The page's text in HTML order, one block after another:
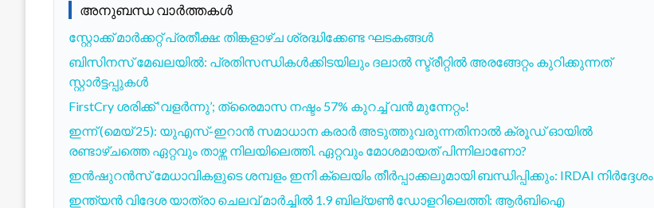
അനുബന്ധ വാർത്തകൾ
സ്റ്റോക്ക് മാർക്കറ്റ് പ്രതീക്ഷ: തിങ്കളാഴ്ച ശ്രദ്ധിക്കേണ്ട ഘടകങ്ങൾ
ബിസിനസ് മേഖലയിൽ: പ്രതിസന്ധികൾക്കിടയിലും ദലാൽ സ്ട്രീറ്റിൽ അരങ്ങേറ്റം കുറിക്കുന്നത്
സ്റ്റാർട്ടപ്പുകൾ
FirstCry ശരിക്ക് ‘വളർന്നു’; ത്രൈമാസ നഷ്ടം 57% കുറച്ച് വൻ മുന്നേറ്റം!
ഇന്ന് (മെയ് 25): യുഎസ്-ഇറാൻ സമാധാന കരാർ അടുത്തുവരുന്നതിനാൽ ക്രൂഡ് ഓയിൽ
രണ്ടാഴ്ചത്തെ ഏറ്റവും താഴ്ന്ന നിലയിലെത്തി. ഏറ്റവും മോശമായത് പിന്നിലാണോ?
ഇൻഷുറൻസ് മേധാവികളുടെ ശമ്പളം ഇനി ക്ലെയിം തീർപ്പാക്കലുമായി ബന്ധിപ്പിക്കും: IRDAI നിർദ്ദേശം
ഇന്ത്യൻ വിദേശ യാത്രാ ചെലവ് മാർച്ചിൽ 1.9 ബില്യൺ ഡോളറിലെത്തി: ആർബിഐ